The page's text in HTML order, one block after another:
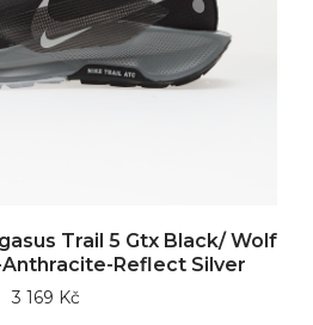
Trail 5 Gtx Black/ Wolf
Anthracite-Reflect Silver
3 169 Kč